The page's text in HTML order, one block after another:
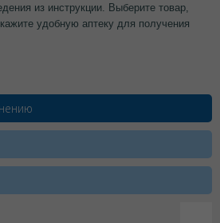
из инструкции. Выберите товар,
удобную аптеку для получения